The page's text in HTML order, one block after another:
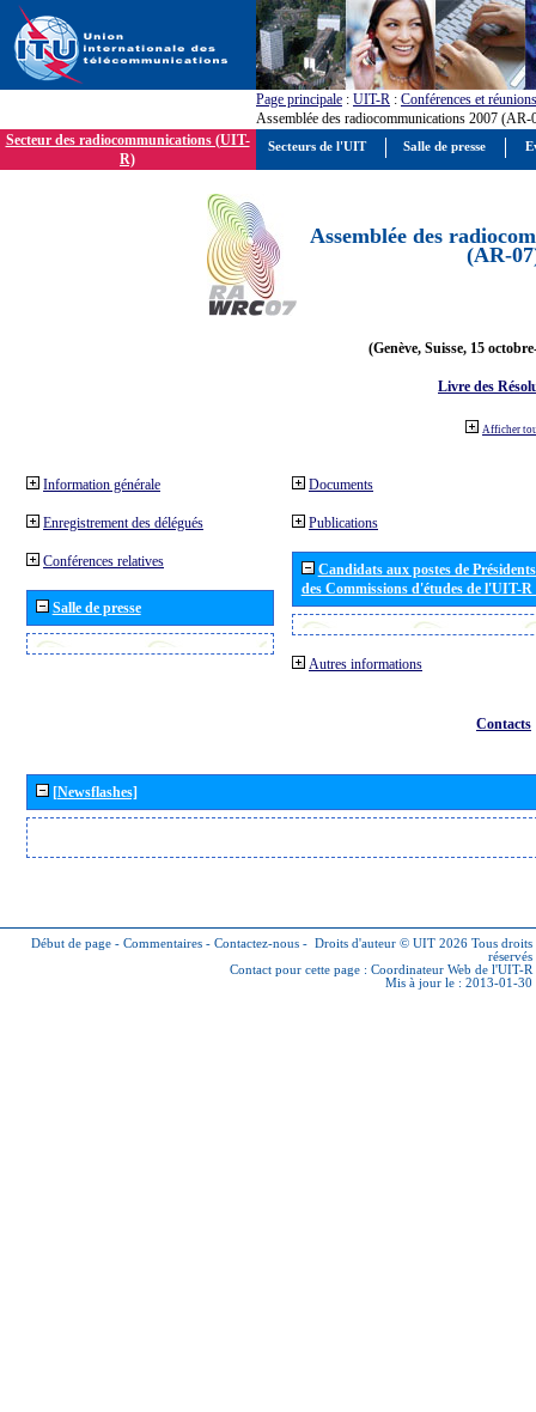
Page principale : UIT-R : Conférences et réunions
Assemblée des radiocommunications 2007 (AR-
Secteur des radiocommunications (UIT-
R)
Assemblée des
(AR-
(Genève, Suisse, 15
Livre des
Afficher
Information générale
Enregistrement des délégués
Conférences relatives
Salle de presse
Documents
Publications
Candidats aux postes de
des Commissions d'études de l'UIT-
Autres informations
Contacts
[Newsflashes]
Début de page - Commentaires - Contactez-nous - Droits d'auteur © UIT 2026 Tous droits
réservés
Contact pour cette page : Coordinateur Web de l'UIT-R
Mis à jour le : 2013-01-30
Secteurs de l'UIT Salle de presse